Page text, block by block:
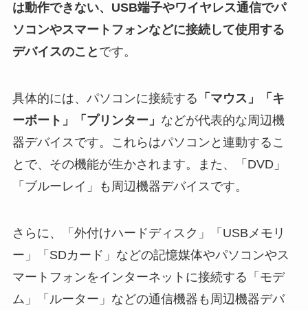
は動作できない、USB端子やワイヤレス通信でパ
ソコンやスマートフォンなどに接続して使用する
デバイスのこと です。
具体的には、パソコンに接続する 「マウス」「キ
ーボート」「プリンター」 などが代表的な周辺機
器デバイスです。これらはパソコンと連動するこ
とで、その機能が生かされます。また、「DVD」
「ブルーレイ」も周辺機器デバイスです。
さらに、「外付けハードディスク」「USBメモリ
ー」「SDカード」などの記憶媒体やパソコンやス
マートフォンをインターネットに接続する「モデ
ム」「ルーター」などの通信機器も周辺機器デバ